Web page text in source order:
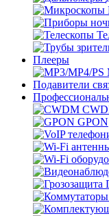
Плееры
Подавители
GPON